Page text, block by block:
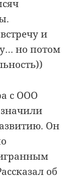
и
но потом
с ООО
Он
об